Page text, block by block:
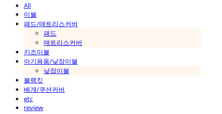
All
이불
패드/매트리스커버
패드
매트리스커버
키즈이불
아기용품/낮잠이불
낮잠이불
블랭킷
베개/쿠션커버
etc
review